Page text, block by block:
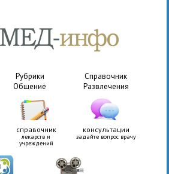
Рубрики
Справочник
Общение Развлечения
справочник
лекарств и
учреждений
консультации
задайте вопрос врачу